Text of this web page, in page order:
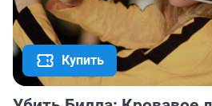
Купить